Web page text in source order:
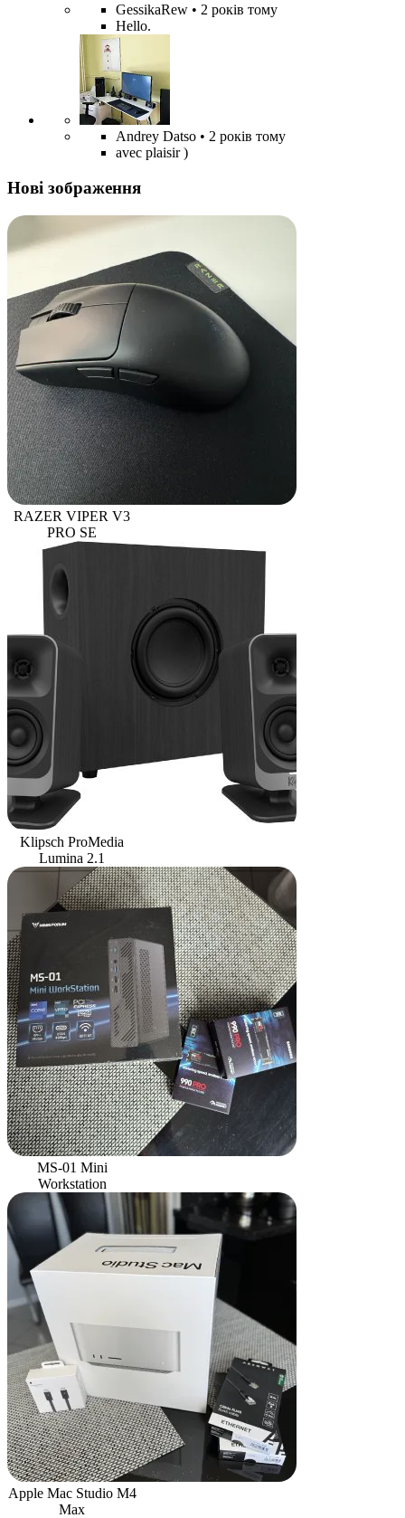
GessikaRew • 2 років тому
Hello.
Andrey Datso • 2 років тому
avec plaisir )
Нові зображення
RAZER VIPER V3
PRO SE
Klipsch ProMedia
Lumina 2.1
MS-01 Mini
Workstation
Apple Mac Studio M4
Max